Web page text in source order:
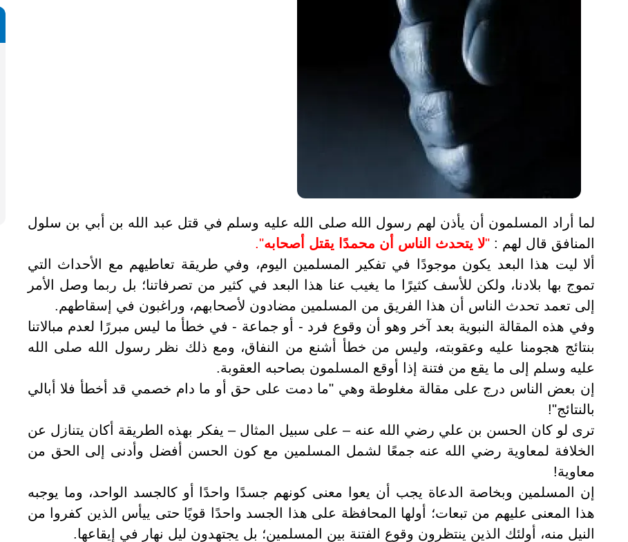
لما أراد المسلمون أن يأذن لهم رسول الله صلى الله عليه وسلم في قتل عبد الله بن أبي بن سلول
المنافق قال لهم : "لا يتحدث الناس أن محمدًا يقتل أصحابه".
ألا ليت هذا البعد يكون موجودًا في تفكير المسلمين اليوم، وفي طريقة تعاطيهم مع الأحداث التي
تموج بها بلادنا، ولكن للأسف كثيرًا ما يغيب عنا هذا البعد في كثير من تصرفاتنا؛ بل ربما وصل الأمر
إلى تعمد تحدث الناس أن هذا الفريق من المسلمين مضادون لأصحابهم، وراغبون في إسقاطهم.
وفي هذه المقالة النبوية بعد آخر وهو أن وقوع فرد - أو جماعة - في خطأ ما ليس مبررًا لعدم مبالاتنا
بنتائج هجومنا عليه وعقوبته، وليس من خطأ أشنع من النفاق، ومع ذلك نظر رسول الله صلى الله
عليه وسلم إلى ما يقع من فتنة إذا أوقع المسلمون بصاحبه العقوبة.
إن بعض الناس درج على مقالة مغلوطة وهي "ما دمت على حق أو ما دام خصمي قد أخطأ فلا أبالي
بالنتائج"!
ترى لو كان الحسن بن علي رضي الله عنه – على سبيل المثال – يفكر بهذه الطريقة أكان يتنازل عن
الخلافة لمعاوية رضي الله عنه جمعًا لشمل المسلمين مع كون الحسن أفضل وأدنى إلى الحق من
معاوية!
إن المسلمين وبخاصة الدعاة يجب أن يعوا معنى كونهم جسدًا واحدًا أو كالجسد الواحد، وما يوجبه
هذا المعنى عليهم من تبعات؛ أولها المحافظة على هذا الجسد واحدًا قويًا حتى ييأس الذين كفروا من
النيل منه، أولئك الذين ينتظرون وقوع الفتنة بين المسلمين؛ بل يجتهدون ليل نهار في إيقاعها.